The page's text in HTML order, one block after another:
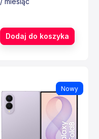
Dodaj do koszyka
Nowy